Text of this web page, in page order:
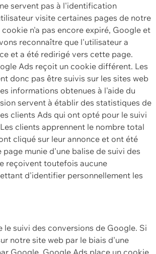
servent pas à l'identification
visite certaines pages de notre
n'a pas encore expiré, Google et
reconnaître que l'utilisateur a
et a été redirigé vers cette page.
Ads reçoit un cookie différent. Les
donc pas être suivis sur les sites web
informations obtenues à l'aide du
servent à établir des statistiques de
clients Ads qui ont opté pour le suivi
clients apprennent le nombre total
cliqué sur leur annonce et ont été
page munie d'une balise de suivi des
reçoivent toutefois aucune
d'identifier personnellement les
le suivi des conversions de Google. Si
notre site web par le biais d'une